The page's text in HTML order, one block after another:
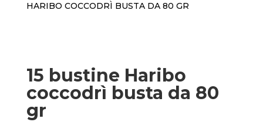
HARIBO COCCODRÌ BUSTA DA 80 GR
15 bustine Haribo
coccodrì busta da 80
gr